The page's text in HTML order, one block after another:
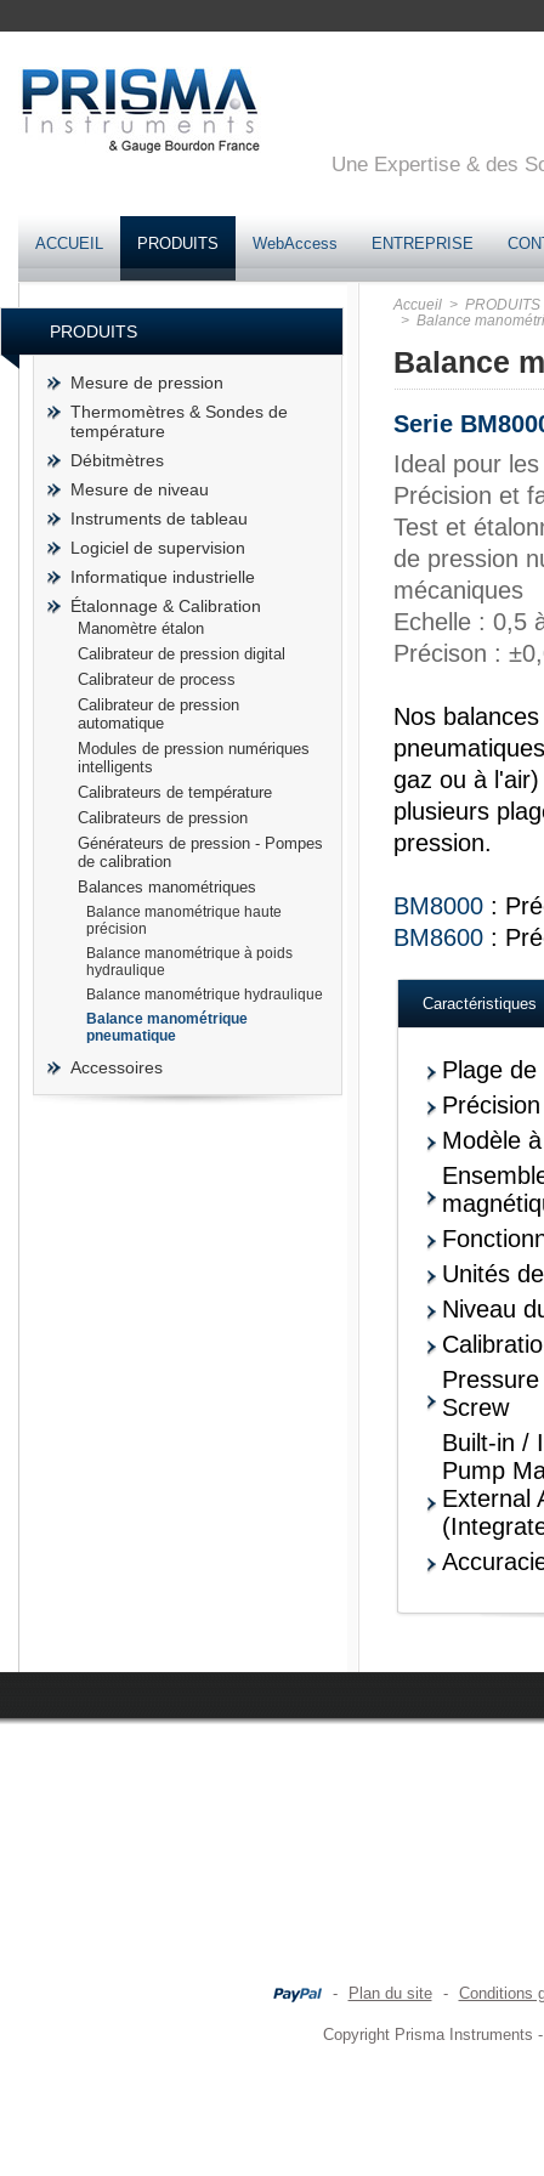
Une Expertise & des
ACCUEIL PRODUITS WebAccess ENTREPRISE
PRODUITS
Mesure de pression
Thermomètres & Sondes de
température
Débitmètres
Mesure de niveau
Instruments de tableau
Logiciel de supervision
Informatique industrielle
Étalonnage & Calibration
Manomètre étalon
Calibrateur de pression digital
Calibrateur de process
Calibrateur de pression
automatique
Modules de pression numériques
intelligents
Calibrateurs de température
Calibrateurs de pression
Générateurs de pression - Pompes
de calibration
Balances manométriques
Balance manométrique haute
précision
Balance manométrique à poids
hydraulique
Balance manométrique hydraulique
Balance manométrique
pneumatique
Accessoires
Accueil > PRODUITS
> Balance
Balance
Serie
Ideal pour
Précision et
Test et
de pression
mécaniques
Echelle : 0,5
Précison :
Nos
gaz ou à
plusieurs
pression.
BM8000 :
BM8600 :
Caractéristiques
Plage
Modèle
Unités
Niveau
Screw
Built-in /
Pump
External
- Plan du site - Conditions
Copyright Prisma Instruments